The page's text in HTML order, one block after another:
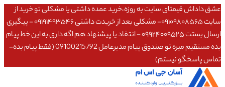
عشق داداش قیمتای سایت به روزه،خرید عمده داشتی یا مشکلی تو خرید از
سایت ۰۹۱۰۹۸۰۸۵۶۵- مشکلی بعد از خریدت داشتی ۰۹۱۹۱۴۹۳۵۴۶ - پیگیری
ارسال بستت ۰۹۹۲۴۰۰۹۵۲۵ - انتقاد یا پیشنهاد هم اگه داری به این خط پیام
بده مستقیم میره تو صندوق پیام مدیرعامل 09100215792 (فقط پیام بده-
تماس پاسخگو نیستم)